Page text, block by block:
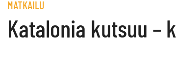
MATKAILU
Katalonia kutsuu –